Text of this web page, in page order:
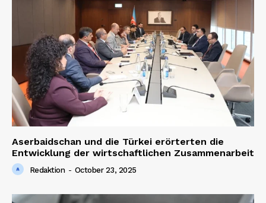
Aserbaidschan und die Türkei erörterten die
Entwicklung der wirtschaftlichen Zusammenarbeit
Redaktion - October 23, 2025